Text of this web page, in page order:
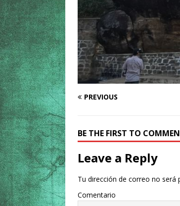
PREVIOUS
BE THE FIRST TO
Leave a Reply
Tu dirección de correo no será
Comentario